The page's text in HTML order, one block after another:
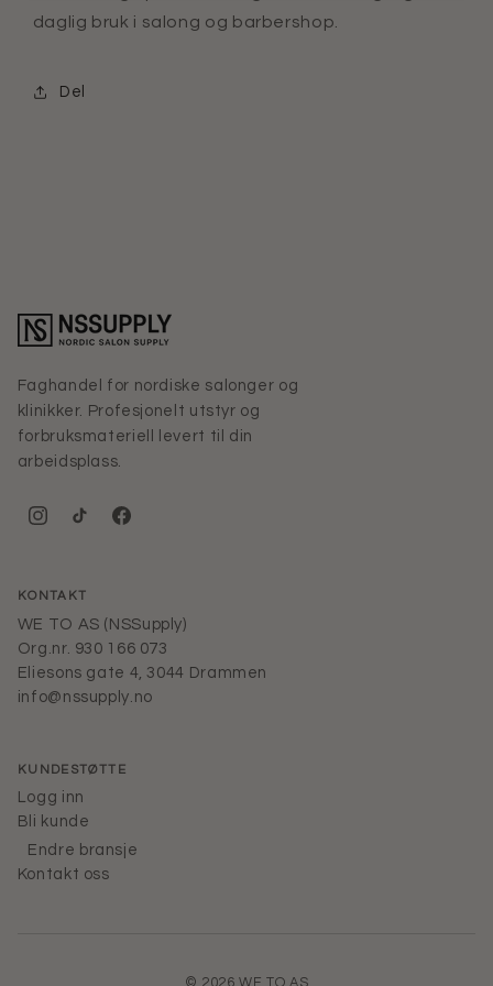
daglig bruk i salong og barbershop.
Del
Faghandel for nordiske salonger og
klinikker. Profesjonelt utstyr og
forbruksmateriell levert til din
arbeidsplass.
KONTAKT
WE TO AS (NSSupply)
Org.nr. 930 166 073
Eliesons gate 4, 3044 Drammen
info@nssupply.no
KUNDESTØTTE
Logg inn
Bli kunde
Endre bransje
Kontakt oss